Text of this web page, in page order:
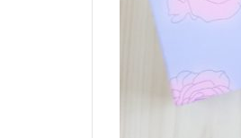
Ripre